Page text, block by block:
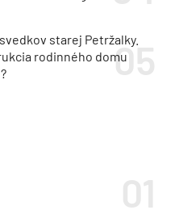
starej Petržalky.
rodinného domu